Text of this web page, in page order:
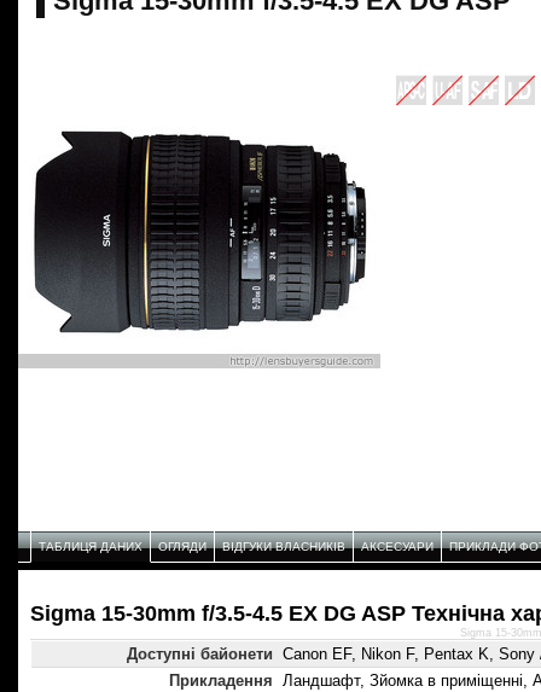
ТАБЛИЦЯ ДАНИХ ОГЛЯДИ ВІДГУКИ ВЛАСНИКІВ АКСЕСУАРИ ПРИКЛАДИ
Sigma 15-30mm f/3.5-4.5 EX DG ASP Технічнa
Доступні байонети Canon EF, Nikon F, Pentax K,
Прикладення Ландшафт, Зйомка в приміщенні,
Sigma 15-